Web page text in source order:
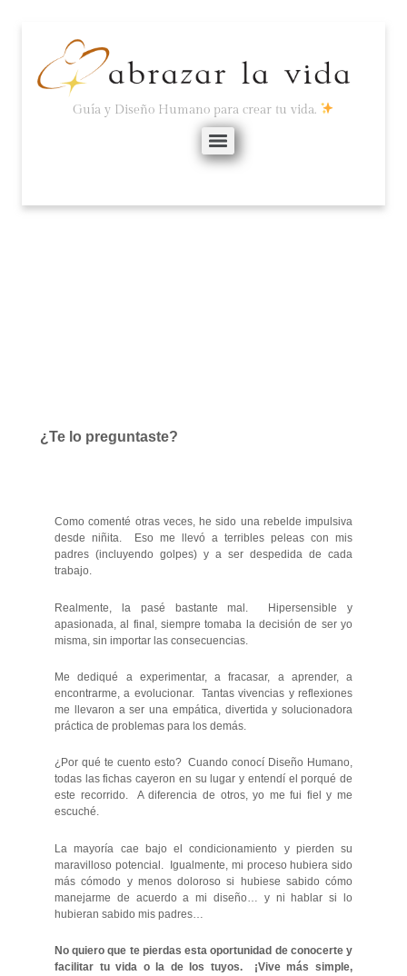
Guía y Diseño Humano para crear tu vida.
¿Te lo preguntaste?
Como comenté otras veces, he sido una rebelde impulsiva
desde niñita. Eso me llevó a terribles peleas con mis
padres (incluyendo golpes) y a ser despedida de cada
trabajo.
Realmente, la pasé bastante mal. Hipersensible y
apasionada, al final, siempre tomaba la decisión de ser yo
misma, sin importar las consecuencias.
Me dediqué a experimentar, a fracasar, a aprender, a
encontrarme, a evolucionar. Tantas vivencias y reflexiones
me llevaron a ser una empática, divertida y solucionadora
práctica de problemas para los demás.
¿Por qué te cuento esto? Cuando conocí Diseño Humano,
todas las fichas cayeron en su lugar y entendí el porqué de
este recorrido. A diferencia de otros, yo me fui fiel y me
escuché.
La mayoría cae bajo el condicionamiento y pierden su
maravilloso potencial. Igualmente, mi proceso hubiera sido
más cómodo y menos doloroso si hubiese sabido cómo
manejarme de acuerdo a mi diseño… y ni hablar si lo
hubieran sabido mis padres…
No quiero que te pierdas esta oportunidad de conocerte y
facilitar tu vida o la de los tuyos. ¡Vive más simple,